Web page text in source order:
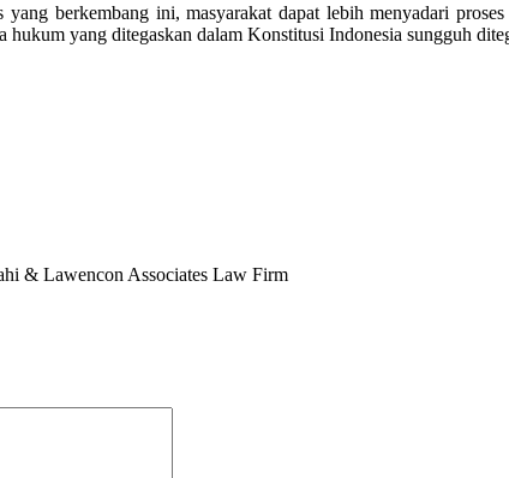
yang berkembang ini, masyarakat dapat lebih menyadari
hukum yang ditegaskan dalam Konstitusi Indonesia sungguh
& Lawencon Associates Law Firm